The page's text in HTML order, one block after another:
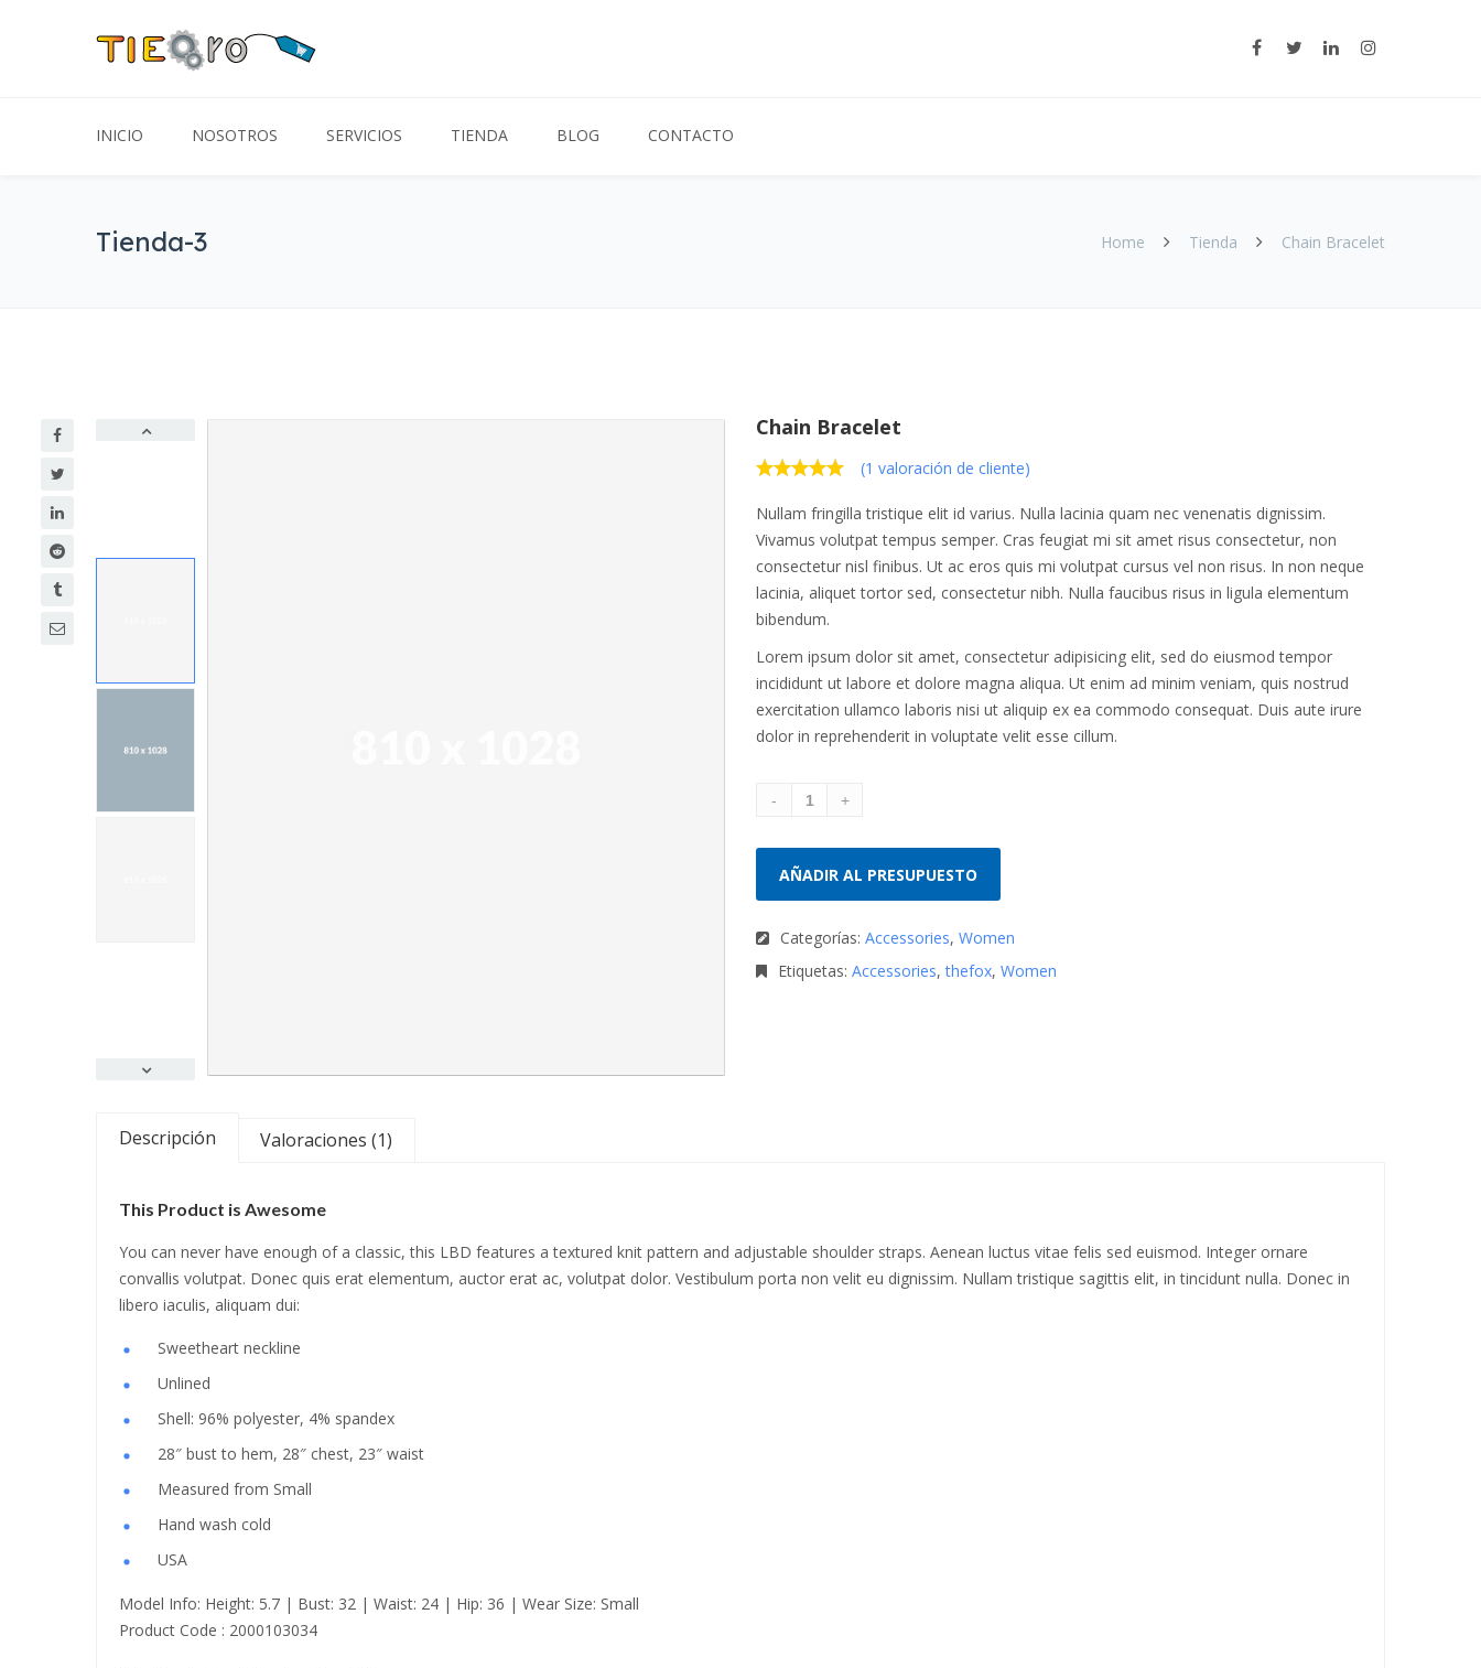
INICIO NOSOTROS SERVICIOS TIENDA BLOG CONTACTO
Tienda-3 Home Tienda Chain Bracelet
Chain Bracelet
con5.00de
5 en base a
1
valoración
de un
cliente
(1 valoración de cliente)
Nullam fringilla tristique elit id varius. Nulla lacinia quam nec venenatis dignissim.
Vivamus volutpat tempus semper. Cras feugiat mi sit amet risus consectetur, non
consectetur nisl finibus. Ut ac eros quis mi volutpat cursus vel non risus. In non neque
lacinia, aliquet tortor sed, consectetur nibh. Nulla faucibus risus in ligula elementum
bibendum.
Lorem ipsum dolor sit amet, consectetur adipisicing elit, sed do eiusmod tempor
incididunt ut labore et dolore magna aliqua. Ut enim ad minim veniam, quis nostrud
exercitation ullamco laboris nisi ut aliquip ex ea commodo consequat. Duis aute irure
dolor in reprehenderit in voluptate velit esse cillum.
AÑADIR AL PRESUPUESTO
Categorías:Accessories,Women
Etiquetas:Accessories,thefox,Women
Descripción Valoraciones (1)
This Product is Awesome
You can never have enough of a classic, this LBD features a textured knit pattern and adjustable shoulder straps. Aenean luctus vitae felis sed euismod. Integer ornare
convallis volutpat. Donec quis erat elementum, auctor erat ac, volutpat dolor. Vestibulum porta non velit eu dignissim. Nullam tristique sagittis elit, in tincidunt nulla. Donec in
libero iaculis, aliquam dui:
Sweetheart neckline
Unlined
Shell: 96% polyester, 4% spandex
28″ bust to hem, 28″ chest, 23″ waist
Measured from Small
Hand wash cold
USA
Model Info: Height: 5.7 | Bust: 32 | Waist: 24 | Hip: 36 | Wear Size: Small
Product Code : 2000103034